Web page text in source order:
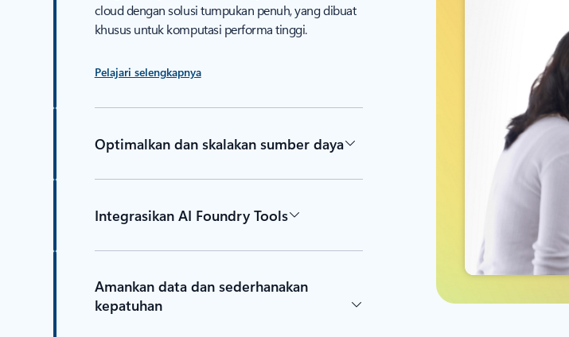
cloud dengan solusi tumpukan penuh, yang dibuat
khusus untuk komputasi performa tinggi.
Pelajari selengkapnya
Optimalkan dan skalakan sumber daya
Integrasikan AI Foundry Tools
Amankan data dan sederhanakan
kepatuhan